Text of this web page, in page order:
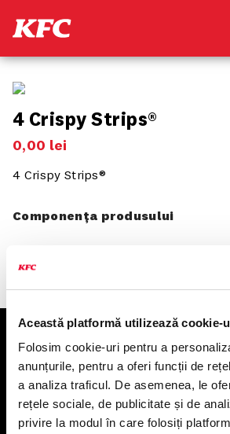
Această platformă utilizează cookie-
Folosim cookie-uri pentru a
anunțurile, pentru a oferi funcții de
a analiza traficul. De asemenea, le
rețele sociale, de publicitate și de
privire la modul în care folosiți
4 Crispy Strips®
0,00 lei
4 Crispy Strips®
Componența produsului
KFC
Meniu livrare
Meniu ridicare
Nutriționale și Alergeni